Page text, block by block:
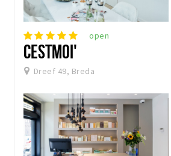
open
CESTMOI'
Dreef 49, Breda